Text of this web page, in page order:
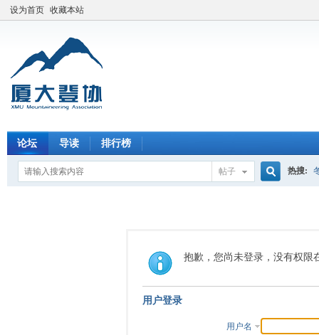
设为首页 收藏本站
论坛 导读 排行榜
帖子
索
热搜:
抱歉，您尚未登录，没有权限
用户登录
用户名